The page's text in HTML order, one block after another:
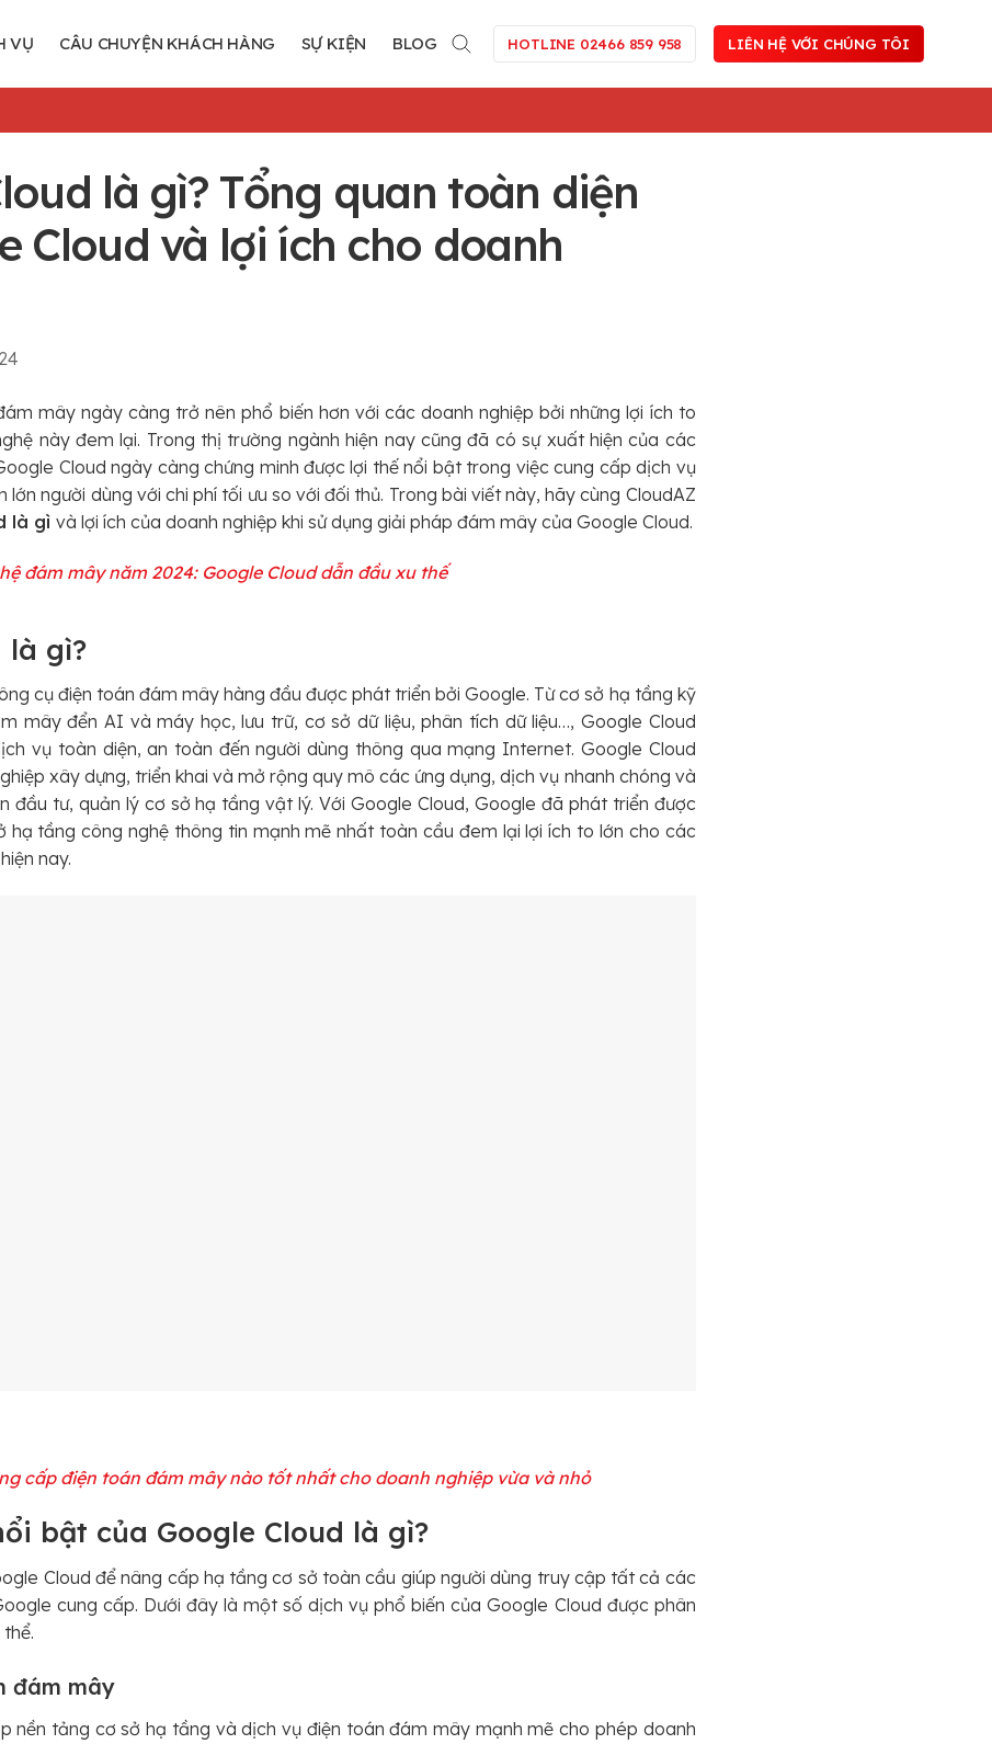
VỤ CÂU CHUYỆN KHÁCH HÀNG SỰ KIỆN BLOG HOTLINE 02466 859 958 LIÊN HỆ VỚI CHÚNG TÔI
là gì? Tổng quan toàn diện
Cloud và lợi ích cho doanh
mây ngày càng trở nên phổ biến hơn với các doanh nghiệp bởi những lợi ích to
này đem lại. Trong thị trường ngành hiện nay cũng đã có sự xuất hiện của các
Cloud ngày càng chứng minh được lợi thế nổi bật trong việc cung cấp dịch vụ
người dùng với chi phí tối ưu so với đối thủ. Trong bài viết này, hãy cùng CloudAZ
là gìvà lợi ích của doanh nghiệp khi sử dụng giải pháp đám mây của Google Cloud.
đám mây năm 2024: Google Cloud dẫn đầu xu thế
là gì?
cụ điện toán đám mây hàng đầu được phát triển bởi Google. Từ cơ sở hạ tầng kỹ
mây đển AI và máy học, lưu trữ, cơ sở dữ liệu, phân tích dữ liệu…, Google Cloud
vụ toàn diện, an toàn đến người dùng thông qua mạng Internet. Google Cloud
xây dựng, triển khai và mở rộng quy mô các ứng dụng, dịch vụ nhanh chóng và
đầu tư, quản lý cơ sở hạ tầng vật lý. Với Google Cloud, Google đã phát triển được
hạ tầng công nghệ thông tin mạnh mẽ nhất toàn cầu đem lại lợi ích to lớn cho các
nay.
cấp điện toán đám mây nào tốt nhất cho doanh nghiệp vừa và nhỏ
bật của Google Cloud là gì?
Cloud để nâng cấp hạ tầng cơ sở toàn cầu giúp người dùng truy cập tất cả các
cung cấp. Dưới đây là một số dịch vụ phổ biến của Google Cloud được phân
đám mây
nền tảng cơ sở hạ tầng và dịch vụ điện toán đám mây mạnh mẽ cho phép doanh